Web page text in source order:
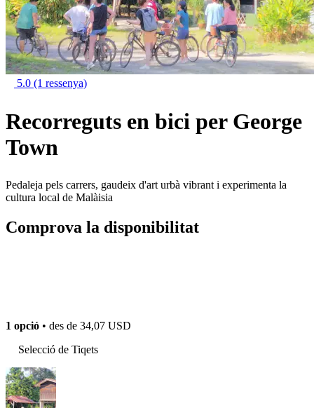
5.0 (1 ressenya)
Recorreguts en bici per George
Town
Pedaleja pels carrers, gaudeix d'art urbà vibrant i experimenta la
cultura local de Malàisia
Comprova la disponibilitat
1 opció • des de 34,07 USD
Selecció de Tiqets